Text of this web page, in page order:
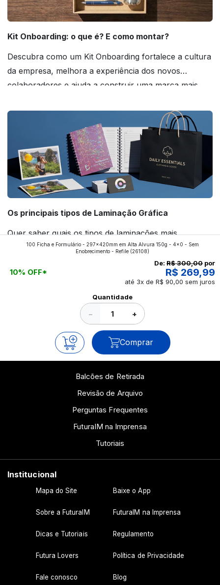
Kit Onboarding: o que é? E como montar?
Descubra como um Kit Onboarding fortalece a cultura
da empresa, melhora a experiência dos novos
colaboradores e ajuda a construir uma marca mais
Os principais tipos de Laminação Gráfica
Quer saber quais os tipos de laminações mais
aplicados nos impressos da gráfica FuturaIM? Então,
continue a leitura que vamos revelar para você!
100 Ficha e Formulário - 297x420mm em Alta Alvura 150g - 4x0 - Sem
Enobrecimento - Refile (26108)
10% OFF*
De: R$ 300,00 por
R$ 269,99
até 3x de R$ 90,00 sem juros
Quantidade
− +
Comprar
Balcões de Retirada
Revisão de Arquivo
Perguntas Frequentes
FuturaIM na Imprensa
Tutoriais
Institucional
Mapa do Site Baixe o App
Sobre a FuturaIM FuturaIM na Imprensa
Dicas e Tutoriais Regulamento
Futura Lovers Política de Privacidade
Fale conosco Blog